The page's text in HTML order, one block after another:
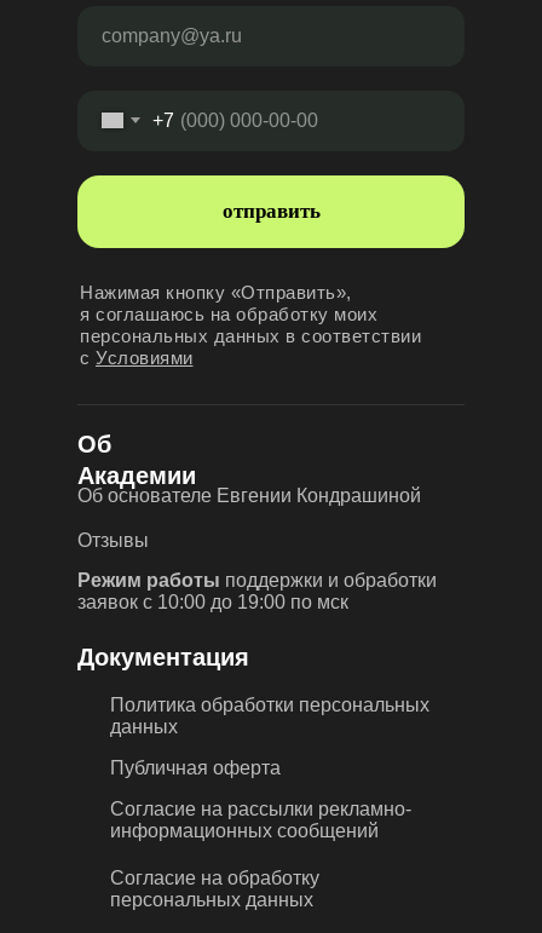
Нажимая кнопку «Отправить»,
я соглашаюсь на обработку моих
персональных данных в соответствии
с Условиями
+7
отправить
Об
Академии
Об основателе Евгении Кондрашиной
Отзывы
Режим работы поддержки и обработки
заявок с 10:00 до 19:00 по мск
Документация
Согласие на обработку
персональных данных
Политика обработки персональных
данных
Согласие на рассылки рекламно-
информационных сообщений
Публичная оферта